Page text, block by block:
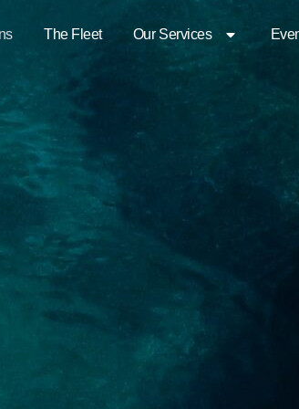
The Fleet Our Services